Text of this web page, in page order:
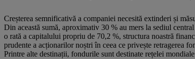
Creșterea semnificativă a companiei necesită extinderi și
Din această sumă, aproximativ 30 % au mers la sediul
o rată a capitalului propriu de 70,2 %, structura noastră
prudente a acționarilor noștri în ceea ce privește retragerea
Printre alte destinații, fondurile sunt destinate rețelei